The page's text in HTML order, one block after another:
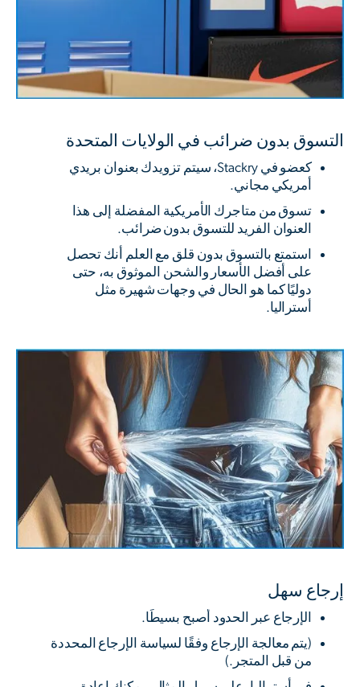
التسوق بدون ضرائب في الولايات المتحدة
كعضو في Stackry، سيتم تزويدك بعنوان بريدي
أمريكي مجاني.
تسوق من متاجرك الأمريكية المفضلة إلى هذا
العنوان الفريد للتسوق بدون ضرائب.
استمتع بالتسوق بدون قلق مع العلم أنك تحصل
على أفضل الأسعار والشحن الموثوق به، حتى
دوليًا كما هو الحال في وجهات شهيرة مثل
أستراليا.
إرجاع سهل
الإرجاع عبر الحدود أصبح بسيطًا.
(يتم معالجة الإرجاع وفقًا لسياسة الإرجاع المحددة
من قبل المتجر.)